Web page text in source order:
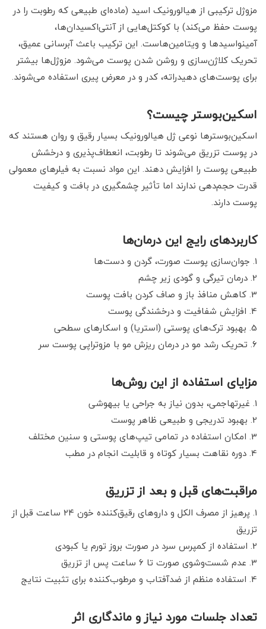
مزوژل ترکیبی از هیالورونیک اسید (ماده‌ای طبیعی که رطوبت را در
پوست حفظ می‌کند) با کوکتل‌هایی از آنتی‌اکسیدان‌ها،
آمینواسیدها و ویتامین‌هاست. این ترکیب باعث آبرسانی عمیق،
تحریک کلاژن‌سازی و روشن شدن پوست می‌شود. مزوژل‌ها بیشتر
برای پوست‌های دهیدراته، کدر و در معرض پیری استفاده می‌شوند.
اسکین‌بوستر چیست؟
اسکین‌بوسترها نوعی ژل هیالورونیک بسیار رقیق و روان هستند که
در پوست تزریق می‌شوند تا رطوبت، انعطاف‌پذیری و درخشش
طبیعی پوست را افزایش دهند. این مواد نسبت به فیلرهای معمولی
قدرت حجم‌دهی ندارند اما تأثیر چشمگیری در بافت و کیفیت
پوست دارند.
کاربردهای رایج این درمان‌ها
جوان‌سازی پوست صورت، گردن و دست‌ها
درمان تیرگی و گودی زیر چشم
کاهش منافذ باز و صاف کردن بافت پوست
افزایش شفافیت و درخشندگی پوست
بهبود ترک‌های پوستی (استریا) و اسکارهای سطحی
تحریک رشد مو در درمان ریزش مو با مزوتراپی پوست سر
مزایای استفاده از این روش‌ها
غیرتهاجمی، بدون نیاز به جراحی یا بیهوشی
بهبود تدریجی و طبیعی ظاهر پوست
امکان استفاده در تمامی تیپ‌های پوستی و سنین مختلف
دوره نقاهت بسیار کوتاه و قابلیت انجام در مطب
مراقبت‌های قبل و بعد از تزریق
پرهیز از مصرف الکل و داروهای رقیق‌کننده خون ۲۴ ساعت قبل از
تزریق
استفاده از کمپرس سرد در صورت بروز تورم یا کبودی
عدم شست‌وشوی صورت تا ۶ ساعت پس از تزریق
استفاده منظم از ضدآفتاب و مرطوب‌کننده برای تثبیت نتایج
تعداد جلسات مورد نیاز و ماندگاری اثر